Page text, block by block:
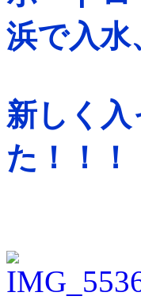
浜で入水
新しく
た！！！